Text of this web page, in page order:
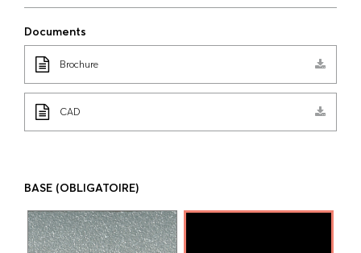
Documents
Brochure
CAD
BASE (OBLIGATOIRE)